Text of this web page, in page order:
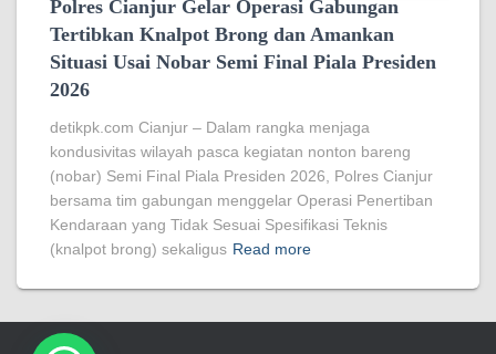
Polres Cianjur Gelar Operasi Gabungan
Tertibkan Knalpot Brong dan Amankan
Situasi Usai Nobar Semi Final Piala Presiden
2026
detikpk.com Cianjur – Dalam rangka menjaga
kondusivitas wilayah pasca kegiatan nonton bareng
(nobar) Semi Final Piala Presiden 2026, Polres Cianjur
bersama tim gabungan menggelar Operasi Penertiban
Kendaraan yang Tidak Sesuai Spesifikasi Teknis
(knalpot brong) sekaligus Read more